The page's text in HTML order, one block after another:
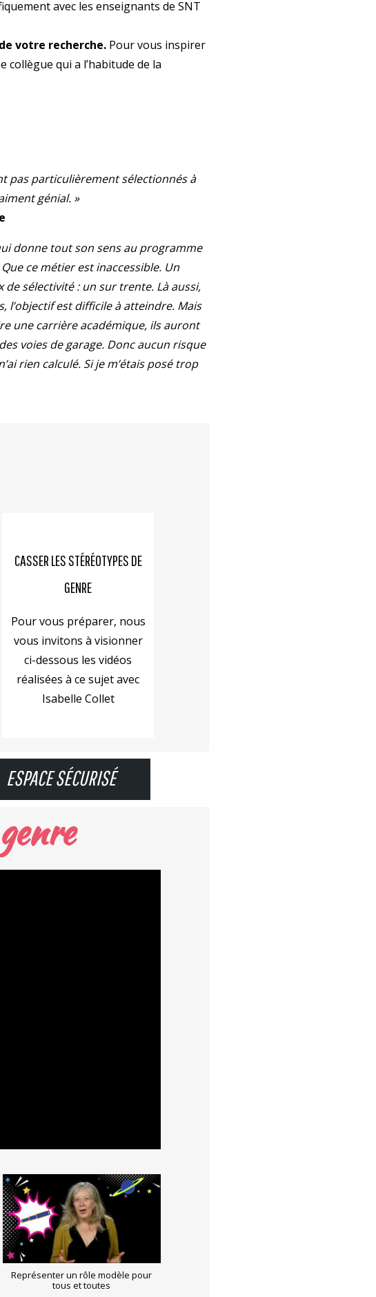
avec les enseignants de SNT
votre recherche. Pour vous inspirer
qui a l’habitude de la
pas particulièrement sélectionnés à
génial. »
donne tout son sens au programme
ce métier est inaccessible. Un
sélectivité : un sur trente. Là aussi,
l’objectif est difficile à atteindre. Mais
une carrière académique, ils auront
voies de garage. Donc aucun risque
rien calculé. Si je m’étais posé trop
CASSER LES STÉRÉOTYPES DE
GENRE
Pour vous préparer, nous
vous invitons à visionner
ci-dessous les vidéos
réalisées à ce sujet avec
Isabelle Collet
ESPACE SÉCURISÉ
Représenter un rôle modèle pour
tous et toutes